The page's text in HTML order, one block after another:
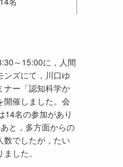
～15:00に，人間
ンズにて，川口ゆ
ナー「認知科学か
開催しました。会
14名の参加があり
と，多方面からの
数でしたが，たい
した。